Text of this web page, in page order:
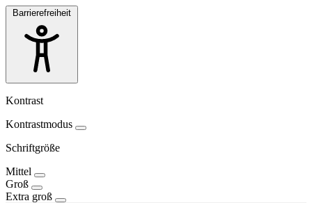
Barrierefreiheit
Kontrast
Kontrastmodus
Schriftgröße
Mittel
Groß
Extra groß